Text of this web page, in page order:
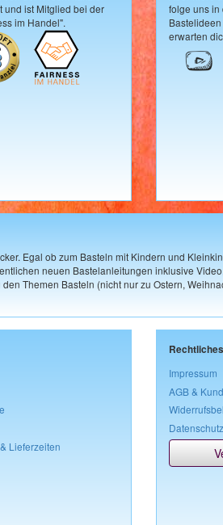
und ist Mitglied bei der
im Handel".
folge uns in
erwarten
Egal ob zum Basteln mit Kindern und
neuen Bastelanleitungen inklusive
Themen Basteln (nicht nur zu Ostern,
Lieferzeiten
Rechtliches
Impressum
AGB &
Datenschutz